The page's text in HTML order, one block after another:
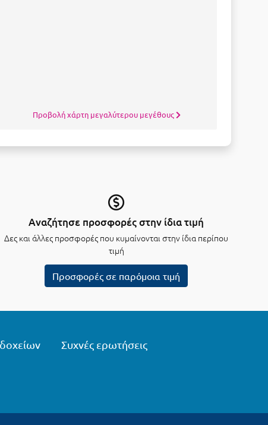
Προβολή χάρτη μεγαλύτερου μεγέθους
Αναζήτησε προσφορές στην ίδια τιμή
Δες και άλλες προσφορές που κυμαίνονται στην ίδια περίπου
τιμή
Προσφορές σε παρόμοια τιμή
Συχνές ερωτήσεις